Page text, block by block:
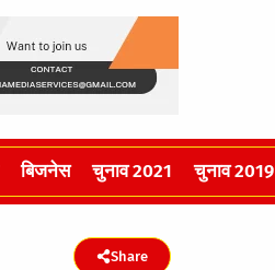
बिजनेस चुनाव 2021 चुनाव 2019
Share